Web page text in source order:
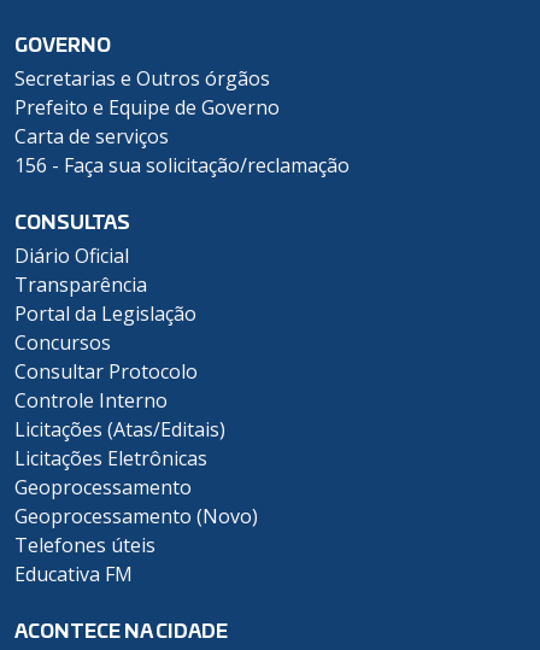
GOVERNO
Secretarias e Outros órgãos
Prefeito e Equipe de Governo
Carta de serviços
156 - Faça sua solicitação/reclamação
CONSULTAS
Diário Oficial
Transparência
Portal da Legislação
Concursos
Consultar Protocolo
Controle Interno
Licitações (Atas/Editais)
Licitações Eletrônicas
Geoprocessamento
Geoprocessamento (Novo)
Telefones úteis
Educativa FM
ACONTECE NA CIDADE